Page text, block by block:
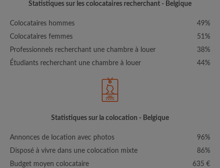
Statistiques sur les colocataires recherchant - Belgique
Colocataires hommes
49%
Colocataires femmes
51%
Professionnels recherchant une chambre à louer
38%
Étudiants recherchant une chambre à louer
44%
Statistiques sur la colocation - Belgique
Annonces de location avec photos
96%
Disposé à vivre dans une colocation mixte
86%
Budget moyen colocataire
635 €